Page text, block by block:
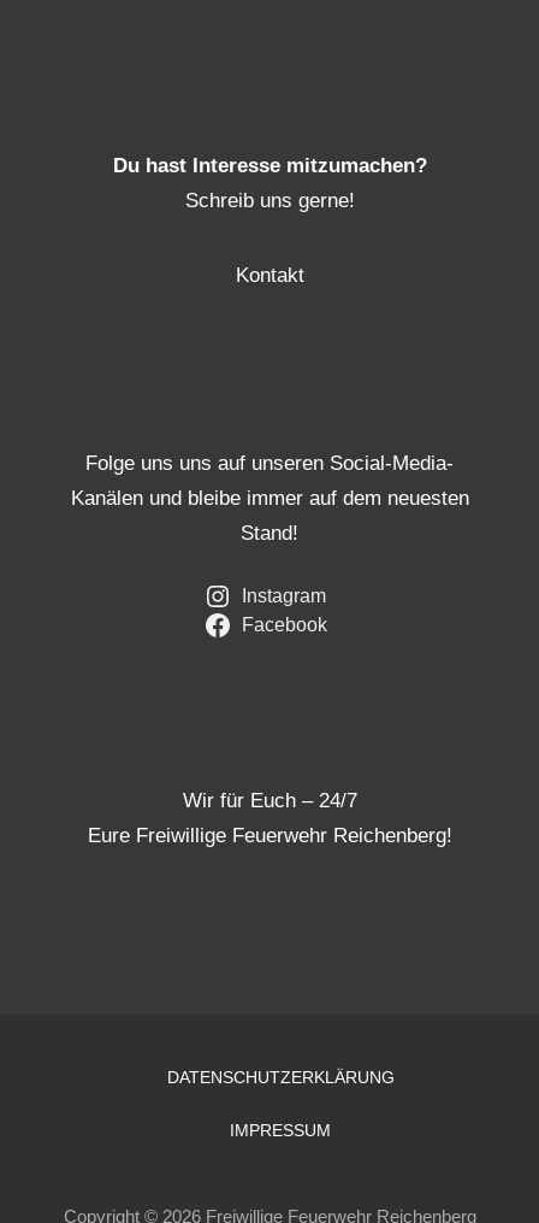
Du hast Interesse mitzumachen?
Schreib uns gerne!
Kontakt
Folge uns uns auf unseren Social-Media-
Kanälen und bleibe immer auf dem neuesten
Stand!
Instagram
Facebook
Wir für Euch – 24/7
Eure Freiwillige Feuerwehr Reichenberg!
DATENSCHUTZERKLÄRUNG
IMPRESSUM
Copyright © 2026 Freiwillige Feuerwehr Reichenberg